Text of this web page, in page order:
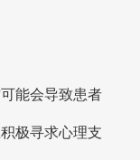
能会导致患者
极寻求心理支